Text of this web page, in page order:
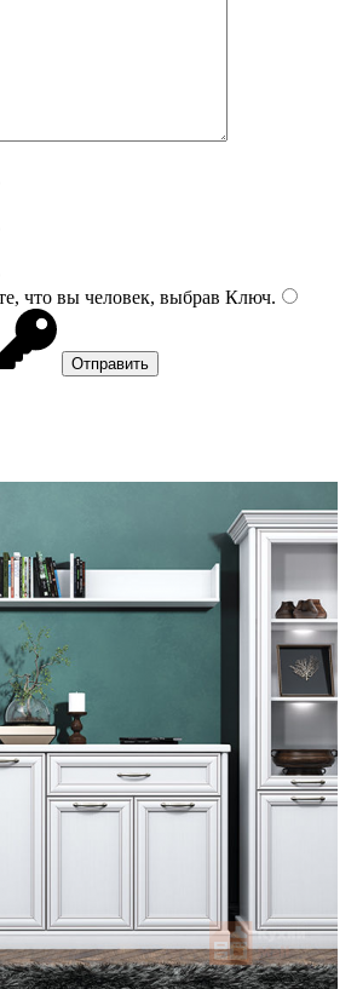
что вы человек, выбрав Ключ.